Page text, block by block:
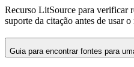
Recurso LitSource para verificar
suporte da citação antes de usar
Guia para encontrar fontes para